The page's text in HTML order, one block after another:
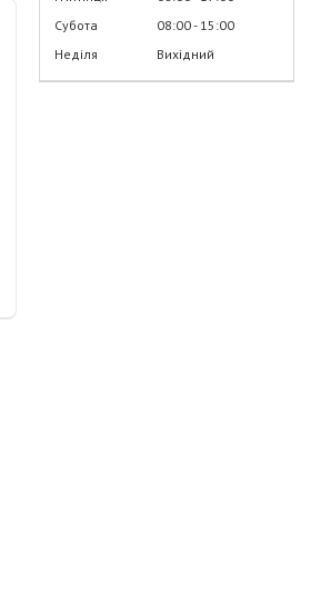
Субота
08:00 15:00
Неділя
Вихідний